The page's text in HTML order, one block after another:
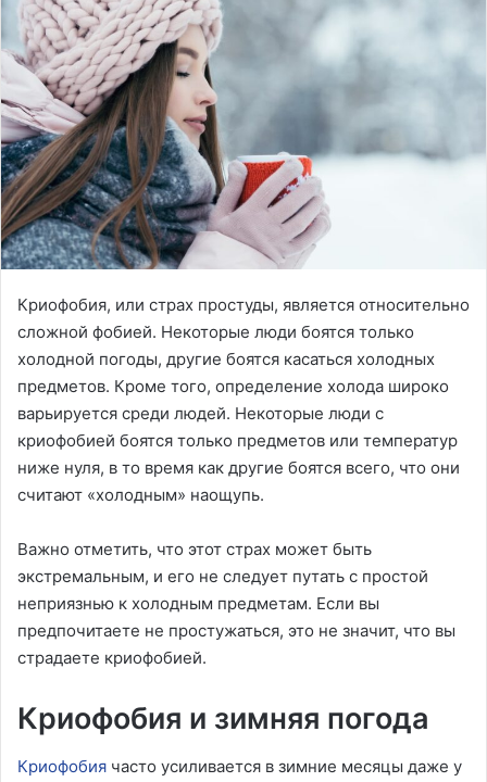
Криофобия, или страх простуды, является относительно
сложной фобией. Некоторые люди боятся только
холодной погоды, другие боятся касаться холодных
предметов. Кроме того, определение холода широко
варьируется среди людей. Некоторые люди с
криофобией боятся только предметов или температур
ниже нуля, в то время как другие боятся всего, что они
считают «холодным» наощупь.
Важно отметить, что этот страх может быть
экстремальным, и его не следует путать с простой
неприязнью к холодным предметам. Если вы
предпочитаете не простужаться, это не значит, что вы
страдаете криофобией.
Криофобия и зимняя погода
Криофобия часто усиливается в зимние месяцы даже у